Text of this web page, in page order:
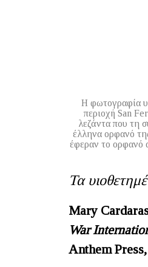
Η φωτογραφία
περιοχή San
λεζάντα που τη
έλληνα ορφανό
έφεραν το ορφανό
Τα
Mary
War
Anthem